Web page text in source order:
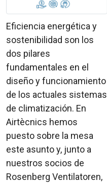
Eficiencia energética y
sostenibilidad son los
dos pilares
fundamentales en el
diseño y funcionamiento
de los actuales sistemas
de climatización. En
Airtècnics hemos
puesto sobre la mesa
este asunto y, junto a
nuestros socios de
Rosenberg Ventilatoren,